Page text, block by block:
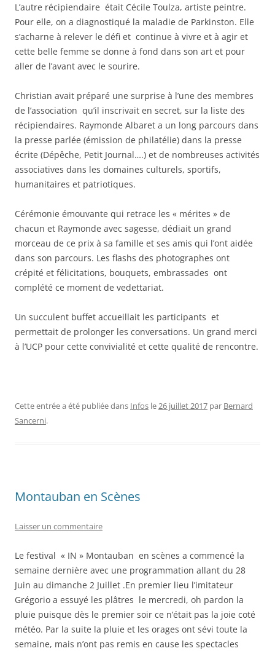
L’autre récipiendaire était Cécile Toulza, artiste peintre.
Pour elle, on a diagnostiqué la maladie de Parkinston. Elle
s’acharne à relever le défi et continue à vivre et à agir et
cette belle femme se donne à fond dans son art et pour
aller de l’avant avec le sourire.
Christian avait préparé une surprise à l’une des membres
de l’association qu’il inscrivait en secret, sur la liste des
récipiendaires. Raymonde Albaret a un long parcours dans
la presse parlée (émission de philatélie) dans la presse
écrite (Dépêche, Petit Journal….) et de nombreuses activités
associatives dans les domaines culturels, sportifs,
humanitaires et patriotiques.
Cérémonie émouvante qui retrace les « mérites » de
chacun et Raymonde avec sagesse, dédiait un grand
morceau de ce prix à sa famille et ses amis qui l’ont aidée
dans son parcours. Les flashs des photographes ont
crépité et félicitations, bouquets, embrassades ont
complété ce moment de vedettariat.
Un succulent buffet accueillait les participants et
permettait de prolonger les conversations. Un grand merci
à l’UCP pour cette convivialité et cette qualité de rencontre.
Cette entrée a été publiée dans Infos le 26 juillet 2017 par Bernard
Sancerni.
Montauban en Scènes
Laisser un commentaire
Le festival « IN » Montauban en scènes a commencé la
semaine dernière avec une programmation allant du 28
Juin au dimanche 2 Juillet .En premier lieu l’imitateur
Grégorio a essuyé les plâtres le mercredi, oh pardon la
pluie puisque dès le premier soir ce n’était pas la joie coté
météo. Par la suite la pluie et les orages ont sévi toute la
semaine, mais n’ont pas remis en cause les spectacles